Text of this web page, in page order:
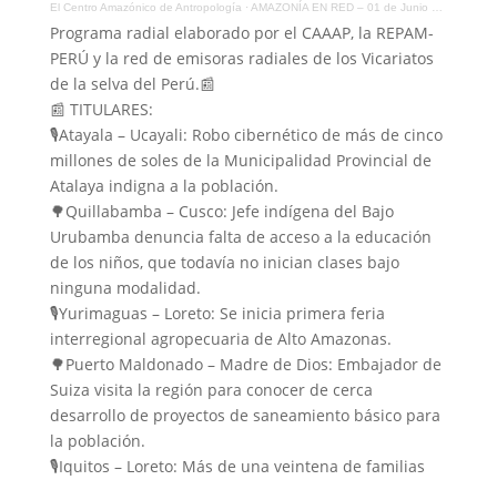
El Centro Amazónico de Antropología · AMAZONÍA EN RED – 01 de Junio de 2021
Programa radial elaborado por el CAAAP, la REPAM-
PERÚ y la red de emisoras radiales de los Vicariatos
de la selva del Perú.📰
📰 TITULARES:
🎙️Atayala – Ucayali: Robo cibernético de más de cinco
millones de soles de la Municipalidad Provincial de
Atalaya indigna a la población.
🌳Quillabamba – Cusco: Jefe indígena del Bajo
Urubamba denuncia falta de acceso a la educación
de los niños, que todavía no inician clases bajo
ninguna modalidad.
🎙️Yurimaguas – Loreto: Se inicia primera feria
interregional agropecuaria de Alto Amazonas.
🌳Puerto Maldonado – Madre de Dios: Embajador de
Suiza visita la región para conocer de cerca
desarrollo de proyectos de saneamiento básico para
la población.
🎙️Iquitos – Loreto: Más de una veintena de familias